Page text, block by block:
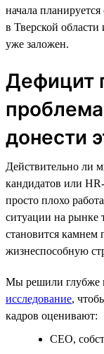
начала
в Тверской
уже заложен.
Дефицит
донести
Действительно ли
кандидатов или
просто плохо
ситуации на рынке
становится камнем
жизнеспособную
Мы решили глубже
исследование,
кадров оценивают:
CEO,